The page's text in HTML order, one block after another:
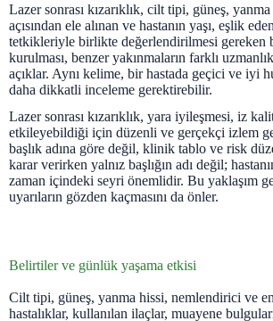
Lazer sonrası kızarıklık, cilt tipi, güneş,
açısından ele alınan ve hastanın yaşı, eşlik
tetkikleriyle birlikte değerlendirilmesi gereken
kurulması, benzer yakınmaların farklı
açıklar. Aynı kelime, bir hastada geçici ve iyi
daha dikkatli inceleme gerektirebilir.
Lazer sonrası kızarıklık, yara iyileşmesi, iz
etkileyebildiği için düzenli ve gerçekçi izlem
başlık adına göre değil, klinik tablo ve risk
karar verirken yalnız başlığın adı değil;
zaman içindeki seyri önemlidir. Bu yaklaşım
uyarıların gözden kaçmasını da önler.
Belirtiler ve günlük yaşama etkisi
Cilt tipi, güneş, yanma hissi, nemlendirici ve
hastalıklar, kullanılan ilaçlar, muayene